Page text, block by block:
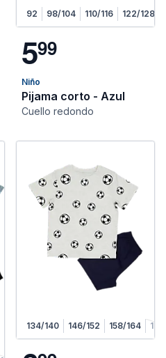
92 98/104 110/116 122/128
599
Niño
Pijama corto - Azul
Cuello redondo
134/140 146/152 158/164